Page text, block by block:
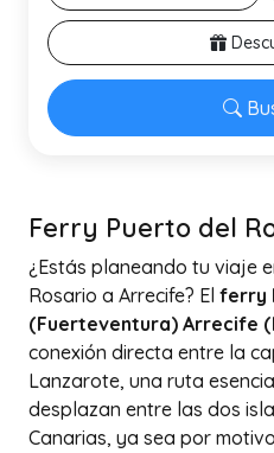
Ferry Puerto del
¿Estás planeando tu viaje
Rosario a Arrecife? El ferry
(Fuerteventura) Arrecife
conexión directa entre la
Lanzarote, una ruta
desplazan entre las dos
Canarias, ya sea por